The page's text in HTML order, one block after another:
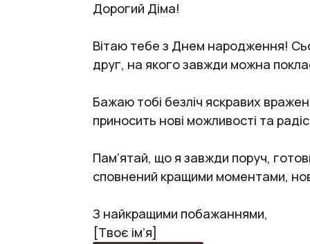
Дорогий Діма!
Вітаю тебе з Днем народження!
друг, на якого завжди можна
Бажаю тобі безліч яскравих
приносить нові можливості та
Пам’ятай, що я завжди поруч,
сповнений кращими моментами,
З найкращими побажаннями,
[Твоє ім’я]